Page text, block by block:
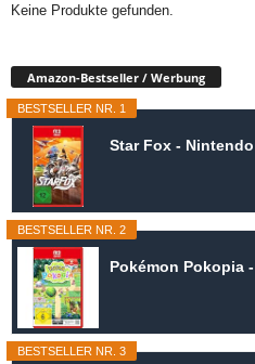
Keine Produkte gefunden.
Amazon-Bestseller / Werbung
BESTSELLER NR. 1
Star Fox -
BESTSELLER NR. 2
Pokémon Pokopia
BESTSELLER NR. 3